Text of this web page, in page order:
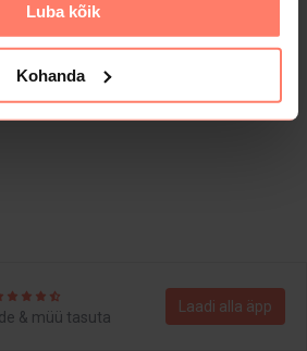
Luba kõik
Kohanda
& müü tasuta
Laadi alla äpp